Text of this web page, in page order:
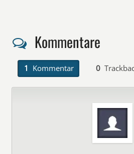
Kommentare
1 Kommentar 0